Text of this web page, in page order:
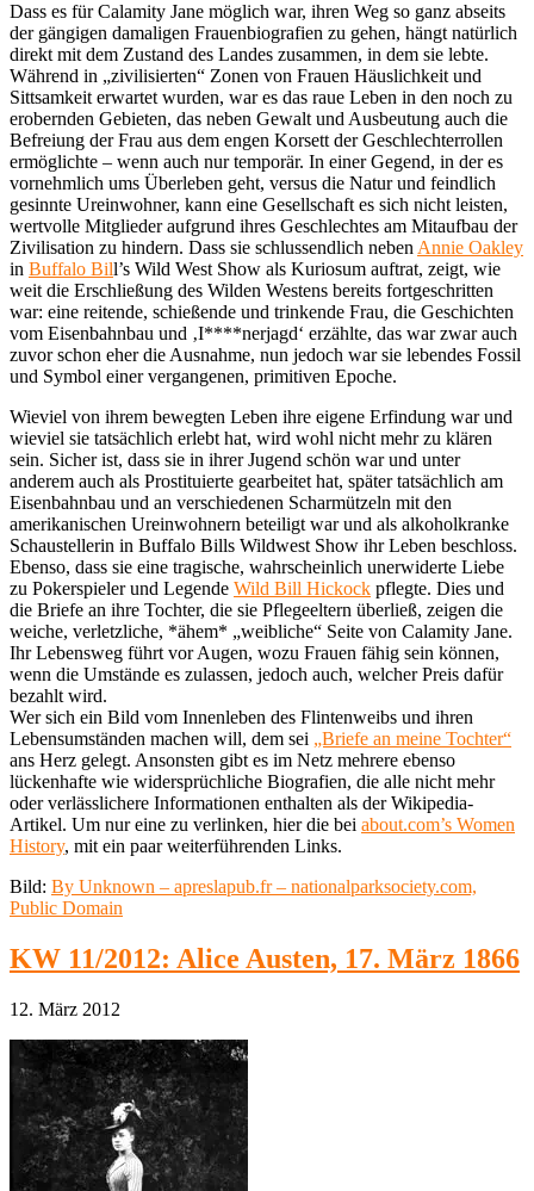
Dass es für Calamity Jane möglich war, ihren Weg so ganz abseits
der gängigen damaligen Frauenbiografien zu gehen, hängt natürlich
direkt mit dem Zustand des Landes zusammen, in dem sie lebte.
Während in „zivilisierten“ Zonen von Frauen Häuslichkeit und
Sittsamkeit erwartet wurden, war es das raue Leben in den noch zu
erobernden Gebieten, das neben Gewalt und Ausbeutung auch die
Befreiung der Frau aus dem engen Korsett der Geschlechterrollen
ermöglichte – wenn auch nur temporär. In einer Gegend, in der es
vornehmlich ums Überleben geht, versus die Natur und feindlich
gesinnte Ureinwohner, kann eine Gesellschaft es sich nicht leisten,
wertvolle Mitglieder aufgrund ihres Geschlechtes am Mitaufbau der
Zivilisation zu hindern. Dass sie schlussendlich neben Annie Oakley
in Buffalo Bill’s Wild West Show als Kuriosum auftrat, zeigt, wie
weit die Erschließung des Wilden Westens bereits fortgeschritten
war: eine reitende, schießende und trinkende Frau, die Geschichten
vom Eisenbahnbau und ‚I****nerjagd‘ erzählte, das war zwar auch
zuvor schon eher die Ausnahme, nun jedoch war sie lebendes Fossil
und Symbol einer vergangenen, primitiven Epoche.
Wieviel von ihrem bewegten Leben ihre eigene Erfindung war und
wieviel sie tatsächlich erlebt hat, wird wohl nicht mehr zu klären
sein. Sicher ist, dass sie in ihrer Jugend schön war und unter
anderem auch als Prostituierte gearbeitet hat, später tatsächlich am
Eisenbahnbau und an verschiedenen Scharmützeln mit den
amerikanischen Ureinwohnern beteiligt war und als alkoholkranke
Schaustellerin in Buffalo Bills Wildwest Show ihr Leben beschloss.
Ebenso, dass sie eine tragische, wahrscheinlich unerwiderte Liebe
zu Pokerspieler und Legende Wild Bill Hickock pflegte. Dies und
die Briefe an ihre Tochter, die sie Pflegeeltern überließ, zeigen die
weiche, verletzliche, *ähem* „weibliche“ Seite von Calamity Jane.
Ihr Lebensweg führt vor Augen, wozu Frauen fähig sein können,
wenn die Umstände es zulassen, jedoch auch, welcher Preis dafür
bezahlt wird.
Wer sich ein Bild vom Innenleben des Flintenweibs und ihren
Lebensumständen machen will, dem sei „Briefe an meine Tochter“
ans Herz gelegt. Ansonsten gibt es im Netz mehrere ebenso
lückenhafte wie widersprüchliche Biografien, die alle nicht mehr
oder verlässlichere Informationen enthalten als der Wikipedia-
Artikel. Um nur eine zu verlinken, hier die bei about.com’s Women
History, mit ein paar weiterführenden Links.
Bild: By Unknown – apreslapub.fr – nationalparksociety.com,
Public Domain
KW 11/2012: Alice Austen, 17. März 1866
12. März 2012